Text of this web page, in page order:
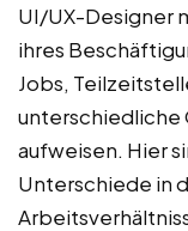
UI/UX-Designer
ihres
Jobs,
unterschiedliche
aufweisen. Hier
Unterschiede in